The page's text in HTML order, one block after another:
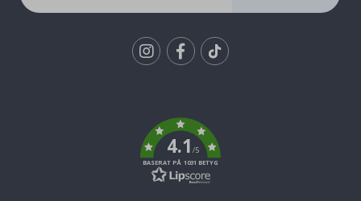
4.1/5
BASERAT PÅ 1031 BETYG